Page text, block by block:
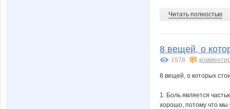
Читать полностью
8 вещей, о
1978
8 вещей, о которых
1. Боль является
хорошо, потому что мы